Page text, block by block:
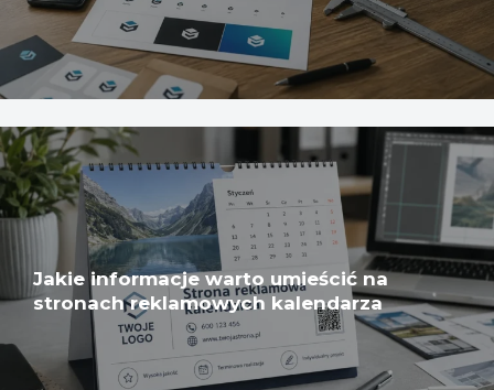
Jakie informacje warto umieścić na
stronach reklamowych kalendarza